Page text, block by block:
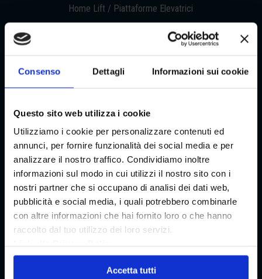
Consenso Dettagli Informazioni sui cookie
Questo sito web utilizza i cookie
Utilizziamo i cookie per personalizzare contenuti ed
annunci, per fornire funzionalità dei social media e per
analizzare il nostro traffico. Condividiamo inoltre
informazioni sul modo in cui utilizzi il nostro sito con i
nostri partner che si occupano di analisi dei dati web,
pubblicità e social media, i quali potrebbero combinarle
con altre informazioni che hai fornito loro o che hanno
raccolto dal tuo utilizzo dei loro servizi.
Accetta tutti
Home Lift / Piattaforme Elevatrici
Montacarichi per persone, per merci, per lavoro a Firenze
Modernizzazioni ascensori
Metodo magneto induttivo, Test funi magneto-induttivo
Finanziamenti e agevolazioni per ascensori
Arno RINNOVA il tuo ascensore
Full service for hotels
Soluzioni Touchless per ascensore